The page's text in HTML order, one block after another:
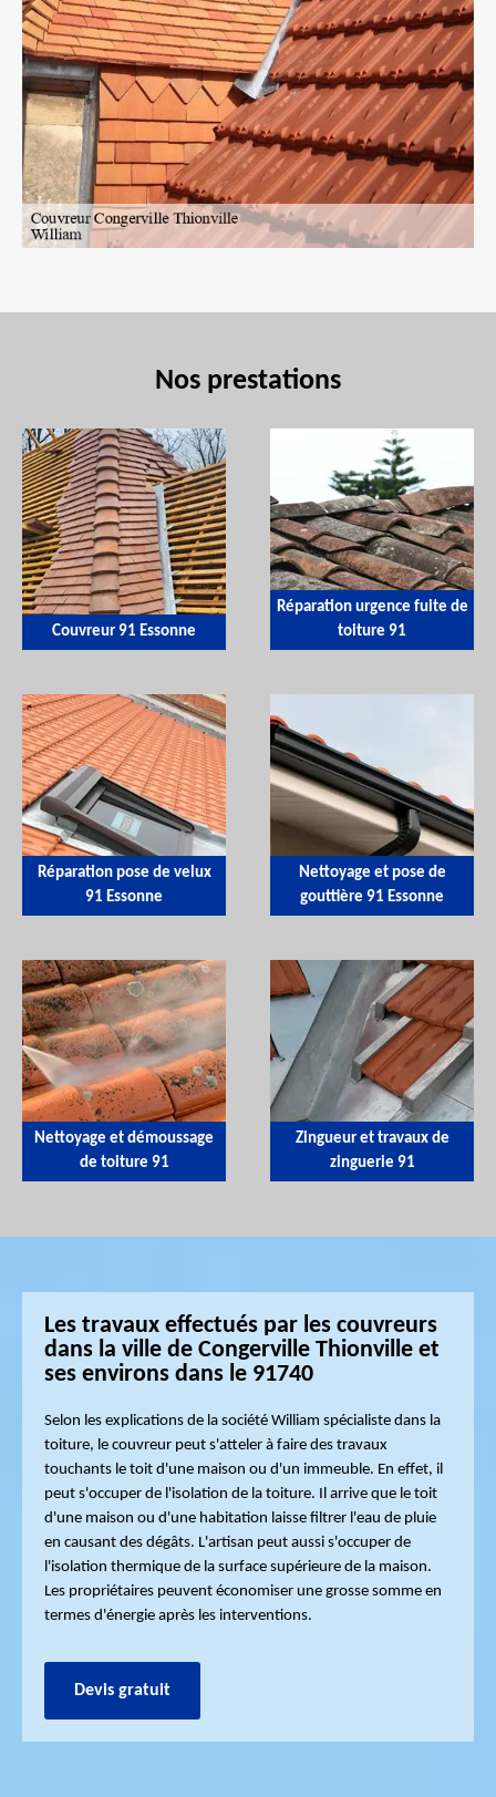
Nos prestations
Couvreur 91 Essonne
Réparation urgence fuite de
toiture 91
Réparation pose de velux
91 Essonne
Nettoyage et pose de
gouttière 91 Essonne
Nettoyage et démoussage
de toiture 91
Zingueur et travaux de
zinguerie 91
Les travaux effectués par les couvreurs
dans la ville de Congerville Thionville et
ses environs dans le 91740
Selon les explications de la société William spécialiste dans la
toiture, le couvreur peut s'atteler à faire des travaux
touchants le toit d'une maison ou d'un immeuble. En effet, il
peut s'occuper de l'isolation de la toiture. Il arrive que le toit
d'une maison ou d'une habitation laisse filtrer l'eau de pluie
en causant des dégâts. L'artisan peut aussi s'occuper de
l'isolation thermique de la surface supérieure de la maison.
Les propriétaires peuvent économiser une grosse somme en
termes d'énergie après les interventions.
Devis gratuit